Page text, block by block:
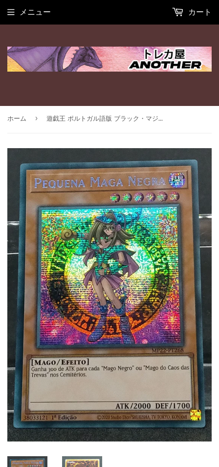
メニュー カート
ホーム › 遊戯王 ポルトガル語版 ブラック・マジシャン・ガール プリシク MP22 EU版